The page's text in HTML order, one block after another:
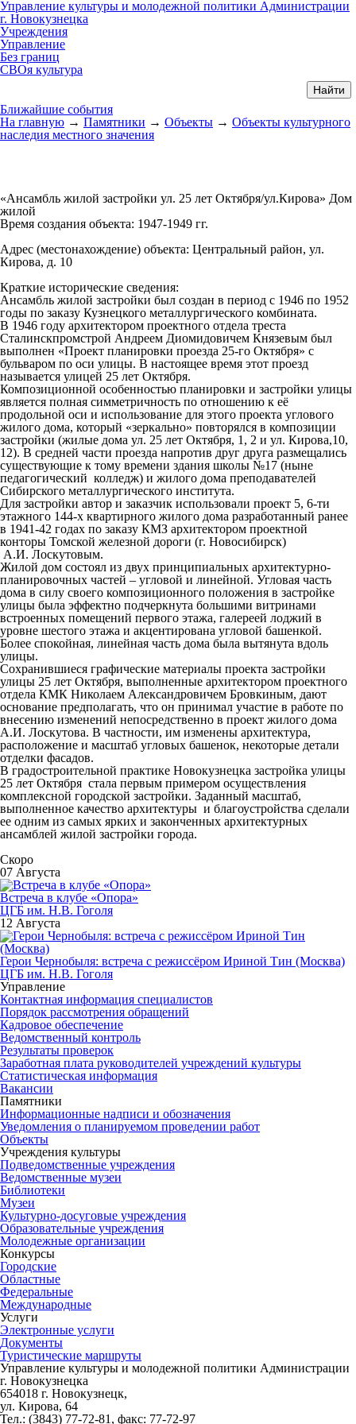
Управление культуры и молодежной политики Администрации
г. Новокузнецка
Учреждения
Управление
Без границ
СВОя культура
Ближайшие события
На главную → Памятники → Объекты → Объекты культурного
наследия местного значения
«Ансамбль жилой застройки ул. 25 лет Октября/ул.Кирова» Дом
жилой
Время создания объекта: 1947-1949 гг.
Адрес (местонахождение) объекта: Центральный район, ул.
Кирова, д. 10
Краткие исторические сведения:
Ансамбль жилой застройки был создан в период с 1946 по 1952
годы по заказу Кузнецкого металлургического комбината.
В 1946 году архитектором проектного отдела треста
Сталинскпромстрой Андреем Диомидовичем Князевым был
выполнен «Проект планировки проезда 25-го Октября» с
бульваром по оси улицы. В настоящее время этот проезд
называется улицей 25 лет Октября.
Композиционной особенностью планировки и застройки улицы
является полная симметричность по отношению к её
продольной оси и использование для этого проекта углового
жилого дома, который «зеркально» повторялся в композиции
застройки (жилые дома ул. 25 лет Октября, 1, 2 и ул. Кирова,10,
12). В средней части проезда напротив друг друга размещались
существующие к тому времени здания школы №17 (ныне
педагогический колледж) и жилого дома преподавателей
Сибирского металлургического института.
Для застройки автор и заказчик использовали проект 5, 6-ти
этажного 144-х квартирного жилого дома разработанный ранее
в 1941-42 годах по заказу КМЗ архитектором проектной
конторы Томской железной дороги (г. Новосибирск)
А.И. Лоскутовым.
Жилой дом состоял из двух принципиальных архитектурно-
планировочных частей – угловой и линейной. Угловая часть
дома в силу своего композиционного положения в застройке
улицы была эффектно подчеркнута большими витринами
встроенных помещений первого этажа, галереей лоджий в
уровне шестого этажа и акцентирована угловой башенкой.
Более спокойная, линейная часть дома была вытянута вдоль
улицы.
Сохранившиеся графические материалы проекта застройки
улицы 25 лет Октября, выполненные архитектором проектного
отдела КМК Николаем Александровичем Бровкиным, дают
основание предполагать, что он принимал участие в работе по
внесению изменений непосредственно в проект жилого дома
А.И. Лоскутова. В частности, им изменены архитектура,
расположение и масштаб угловых башенок, некоторые детали
отделки фасадов.
В градостроительной практике Новокузнецка застройка улицы
25 лет Октября стала первым примером осуществления
комплексной городской застройки. Заданный масштаб,
выполненное качество архитектуры и благоустройства сделали
ее одним из самых ярких и законченных архитектурных
ансамблей жилой застройки города.
Скоро
07 Августа
Встреча в клубе «Опора»
ЦГБ им. Н.В. Гоголя
12 Августа
Герои Чернобыля: встреча с режиссёром Ириной Тин (Москва)
ЦГБ им. Н.В. Гоголя
Управление
Контактная информация специалистов
Порядок рассмотрения обращений
Кадровое обеспечение
Ведомственный контроль
Результаты проверок
Заработная плата руководителей учреждений культуры
Статистическая информация
Вакансии
Памятники
Информационные надписи и обозначения
Уведомления о планируемом проведении работ
Объекты
Учреждения культуры
Подведомственные учреждения
Ведомственные музеи
Библиотеки
Музеи
Культурно-досуговые учреждения
Образовательные учреждения
Молодежные организации
Конкурсы
Городские
Областные
Федеральные
Международные
Услуги
Электронные услуги
Документы
Туристические маршруты
Управление культуры и молодежной политики Администрации
г. Новокузнецка
654018 г. Новокузнецк,
ул. Кирова, 64
Тел.: (3843) 77-72-81 , факс: 77-72-97